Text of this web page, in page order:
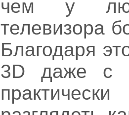
чем у
телевизора
Благодаря
3D даже с